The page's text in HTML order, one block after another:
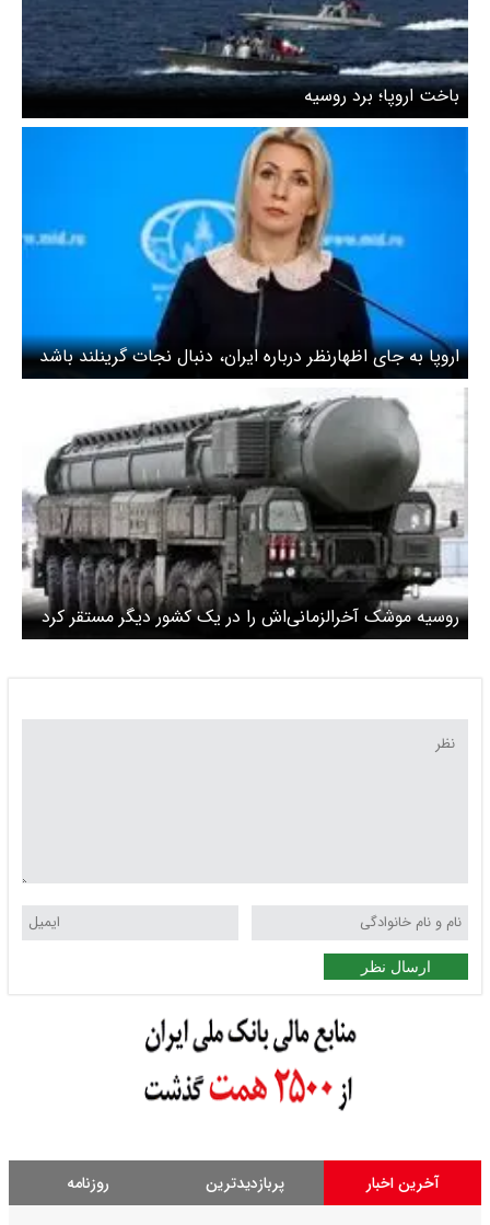
باخت اروپا؛ برد روسیه
اروپا به جای اظهارنظر درباره ایران، دنبال نجات گرینلند باشد
روسیه موشک آخرالزمانی‌اش را در یک کشور دیگر مستقر کرد
ارسال نظر
آخرین اخبار پربازدیدترین روزنامه